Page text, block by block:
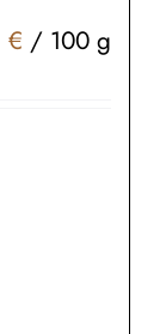
€ / 100 g